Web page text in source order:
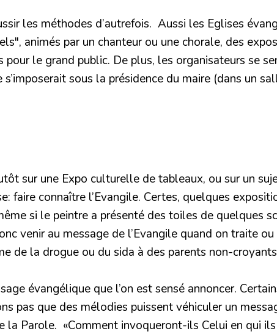
les méthodes d’autrefois. Aussi les Eglises
animés par un chanteur ou une chorale, des
le grand public. De plus, les organisateurs se
sous la présidence du maire (dans un
sur une Expo culturelle de tableaux, ou sur un
faire connaître l’Evangile. Certes, quelques
si le peintre a présenté des toiles de quelques
venir au message de l’Evangile quand on traite
de la drogue ou du sida à des parents non-
évangélique que l’on est sensé annoncer.
pas que des mélodies puissent véhiculer un
la Parole. «Comment invoqueront-ils Celui en qui